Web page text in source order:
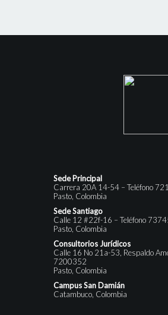
Sede Principal
Carrera 20A 14-54 – Teléfono
Pasto, Colombia
Sede Santiago
Calle 12 #22f-16 – Teléfono
Pasto, Colombia
Consultorios Jurídicos
Calle 16 No 21a-53, Respaldo
7200352
Pasto, Colombia
Campus San Damián
Catambuco, Colombia